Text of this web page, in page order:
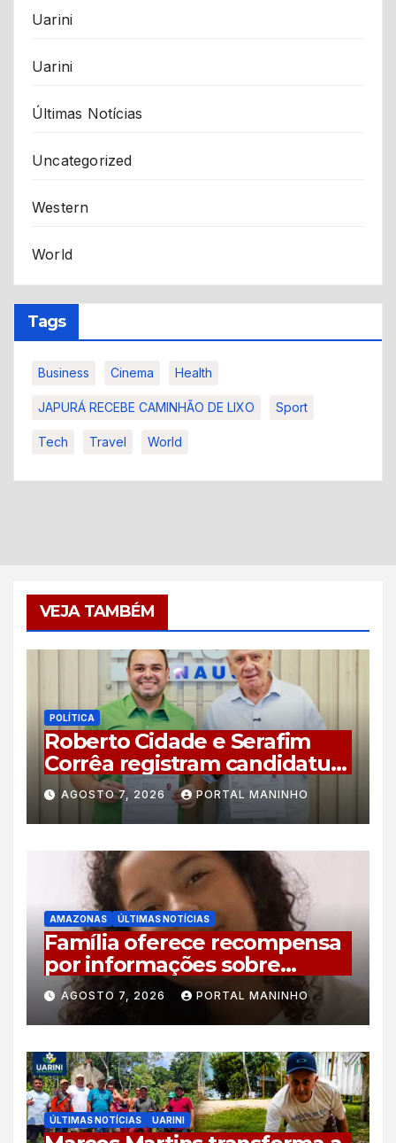
Uarini
Uarini
Últimas Notícias
Uncategorized
Western
World
Tags
Business Cinema Health
JAPURÁ RECEBE CAMINHÃO DE LIXO Sport
Tech Travel World
VEJA TAMBÉM
POLÍTICA
Roberto Cidade e Serafim
Corrêa registram candidatura
à reeleição no TRE-AM com
plano de 44 compromissos
para o Amazonas
AGOSTO 7, 2026 PORTAL MANINHO
AMAZONAS ÚLTIMAS NOTÍCIAS
Família oferece recompensa
por informações sobre
adolescente desaparecida
em Manaus
AGOSTO 7, 2026 PORTAL MANINHO
ÚLTIMAS NOTÍCIAS UARINI